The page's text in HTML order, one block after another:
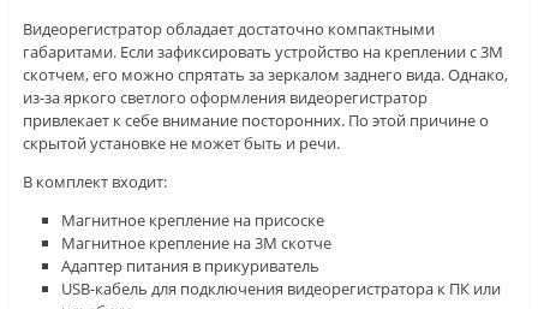
Видеорегистратор обладает достаточно компактными
габаритами. Если зафиксировать устройство на креплении с 3М
скотчем, его можно спрятать за зеркалом заднего вида. Однако,
из-за яркого светлого оформления видеорегистратор
привлекает к себе внимание посторонних. По этой причине о
скрытой установке не может быть и речи.
В комплект входит:
Магнитное крепление на присоске
Магнитное крепление на 3М скотче
Адаптер питания в прикуриватель
USB-кабель для подключения видеорегистратора к ПК или